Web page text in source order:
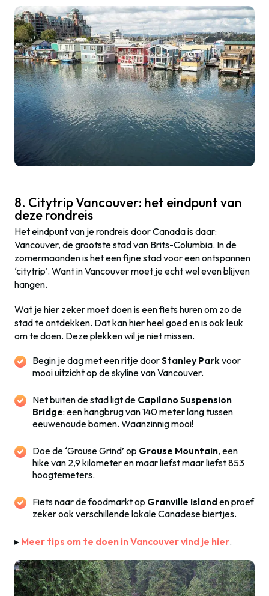
8. Citytrip Vancouver: het eindpunt van
deze rondreis
Het eindpunt van je rondreis door Canada is daar:
Vancouver, de grootste stad van Brits-Columbia. In de
zomermaanden is het een fijne stad voor een ontspannen
‘citytrip’. Want in Vancouver moet je echt wel even blijven
hangen.
Wat je hier zeker moet doen is een fiets huren om zo de
stad te ontdekken. Dat kan hier heel goed en is ook leuk
om te doen. Deze plekken wil je niet missen.
Begin je dag met een ritje doorStanley Parkvoor
mooi uitzicht op de skyline van Vancouver.
Net buiten de stad ligt de Capilano Suspension
Bridge: een hangbrug van 140 meter lang tussen
eeuwenoude bomen. Waanzinnig mooi!
Doe de ‘Grouse Grind’ op Grouse Mountain, een
hike van 2,9 kilometer en maar liefst maar liefst 853
hoogtemeters.
Fiets naar de foodmarkt op Granville Islanden proef
zeker ook verschillende lokale Canadese biertjes.
▸ Meer tips om te doen in Vancouver vind je hier.